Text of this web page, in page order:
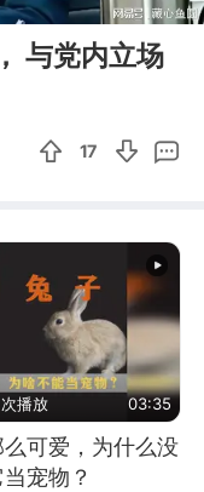
与党内立场
17
播放 03:35
可爱，为什么没
宠物？